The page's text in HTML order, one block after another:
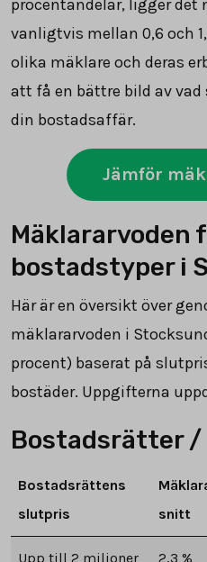
procentandelar, ligger
vanligtvis mellan 0,6 och
olika mäklare och deras
att få en bättre bild av
din bostadsaffär.
Jämför
Mäklararvoden
bostadstyper i
Här är en översikt över
mäklararvoden i
procent) baserat på
bostäder. Uppgifterna
Bostadsrätter
Bostadsrättens
slutpris
snitt
Upp till 2 miljoner
2,3 %